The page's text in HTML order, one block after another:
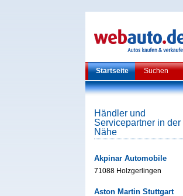
Startseite Suchen
Händler und
Servicepartner in der
Nähe
Akpinar Automobile
71088 Holzgerlingen
Aston Martin Stuttgart